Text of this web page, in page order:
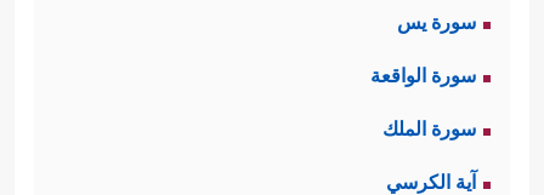
سورة يس
سورة الواقعة
سورة الملك
آية الكرسي